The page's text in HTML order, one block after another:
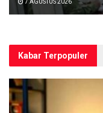
7 AGUSTUS 2026
Kabar Terpopuler